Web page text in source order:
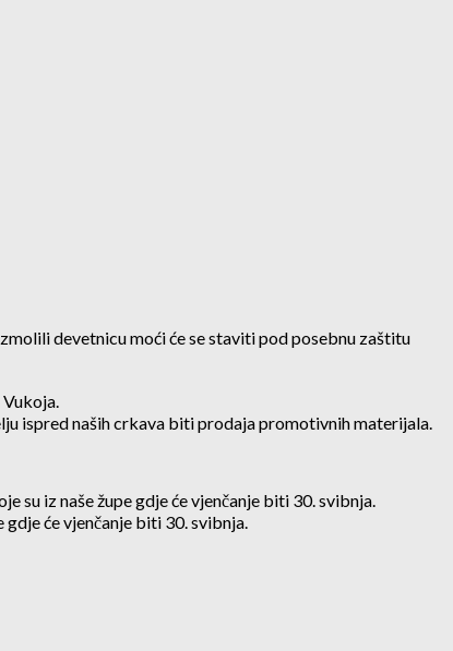
devetnicu moći će se staviti pod posebnu zaštitu
ispred naših crkava biti prodaja promotivnih materijala.
su iz naše župe gdje će vjenčanje biti 30. svibnja.
gdje će vjenčanje biti 30. svibnja.